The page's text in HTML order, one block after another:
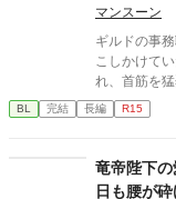
にも目を付
まで自身を守りきれるのか
稿です。 結
かり辛いか
イズでラブする
次第緩やかに
マンスーン
ギルドの事
こしかけて
れ、首筋を
び、離れなくなってしまう。
員(平凡) 世界観が現代日本、異世界ごちゃ混ぜ設定になっており
BL 完結 長編 R15
竜帝陛下
日も腰が